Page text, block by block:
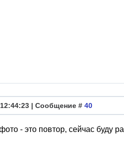
| Сообщение # 40
- это повтор, сейчас буду